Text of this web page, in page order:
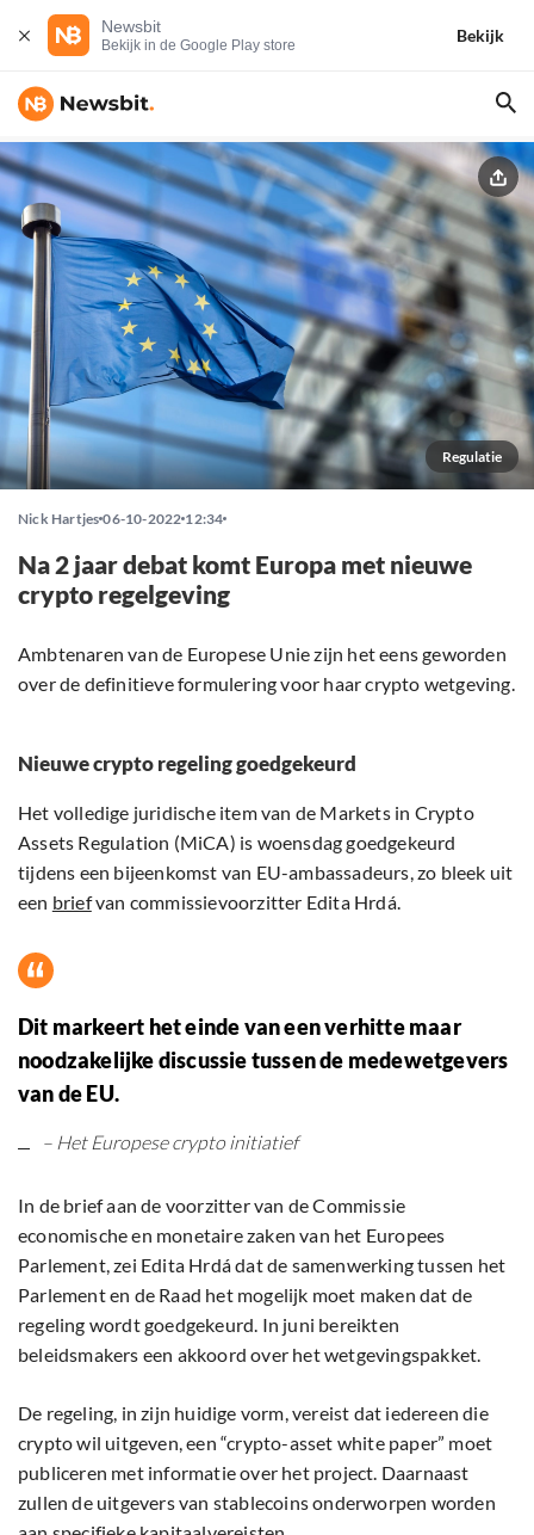
Newsbit
Bekijk in de Google Play store
Bekijk
Regulatie
Nick Hartjes 06-10-2022 12:34
Na 2 jaar debat komt Europa met nieuwe
crypto regelgeving
Ambtenaren van de Europese Unie zijn het eens geworden
over de definitieve formulering voor haar crypto wetgeving.
Nieuwe crypto regeling goedgekeurd
Het volledige juridische item van de Markets in Crypto
Assets Regulation (MiCA) is woensdag goedgekeurd
tijdens een bijeenkomst van EU-ambassadeurs, zo bleek uit
een briefvan commissievoorzitter Edita Hrdá.
Dit markeert het einde van een verhitte maar
noodzakelijke discussie tussen de medewetgevers
van de EU.
– Het Europese crypto initiatief
In de brief aan de voorzitter van de Commissie
economische en monetaire zaken van het Europees
Parlement, zei Edita Hrdá dat de samenwerking tussen het
Parlement en de Raad het mogelijk moet maken dat de
regeling wordt goedgekeurd. In juni bereikten
beleidsmakers een akkoord over het wetgevingspakket.
De regeling, in zijn huidige vorm, vereist dat iedereen die
crypto wil uitgeven, een “crypto-asset white paper” moet
publiceren met informatie over het project. Daarnaast
zullen de uitgevers van stablecoins onderworpen worden